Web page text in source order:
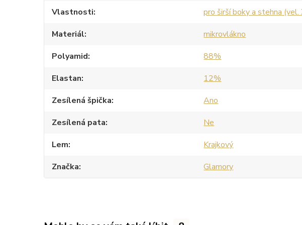
Vlastnosti
pro širší boky a stehna (vel.
Materiál
mikrovlákno
Polyamid
88%
Elastan
12%
Zesílená špička
Ano
Zesílená pata
Ne
Lem
Krajkový
Značka
Glamory